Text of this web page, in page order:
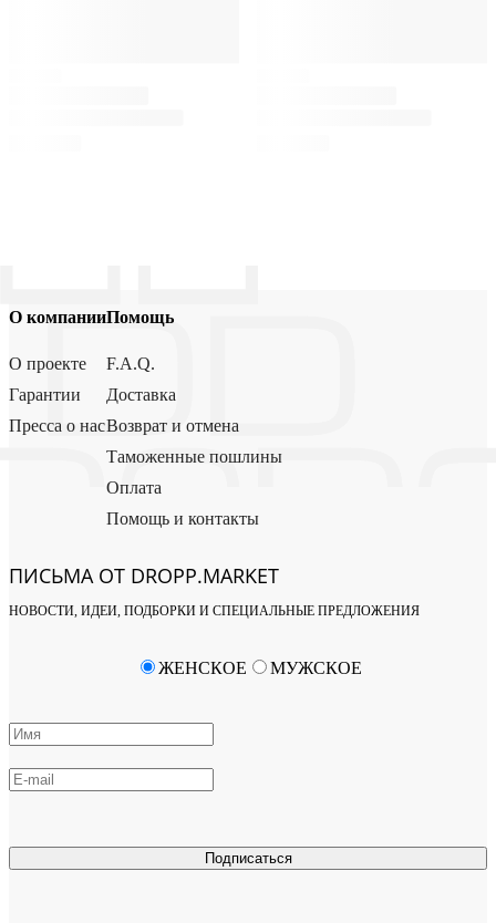
О компании
О проекте
Гарантии
Пресса о нас
Помощь
F.A.Q.
Доставка
Возврат и отмена
Таможенные пошлины
Оплата
Помощь и контакты
ПИСЬМА ОТ DROPP.MARKET
НОВОСТИ, ИДЕИ, ПОДБОРКИ И СПЕЦИАЛЬНЫЕ ПРЕДЛОЖЕНИЯ
Подписаться
ЖЕНСКОЕ МУЖСКОЕ